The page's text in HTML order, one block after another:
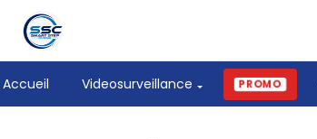
Accueil Videosurveillance PROMO